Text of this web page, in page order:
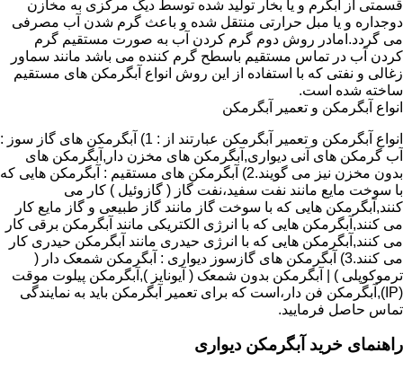
قسمتی از آبگرم و یا بخار تولید شده توسط دیگ مرکزی به مخازن
دوجداره و یا مبل حرارتی منتقل شده و باعث گرم شدن آب مصرفی
می گردد.امادر روش دوم گرم کردن آب به صورت مستقیم گرم
کردن آب در تماس مستقیم باسطح گرم کننده می باشد مانند سماور
زغالی و نفتی که با استفاده از این روش انواع آبگرمکن های مستقیم
ساخته شده است.
انواع آبگرمکن و تعمیر آبگرمکن
انواع آبگرمکن و تعمیر آبگرمکن عبارتند از : 1) آبگرمکن های گاز سوز :
آب گرمکن های آنی دیواری,آبگرمکن های مخزن دار,آبگرمکن های
بدون مخزن نیز می گویند.2) آبگرمکن های مستقیم : آبگرمکن هایی که
با سوخت مایع مانند نفت سفید،نفت گاز ( گازوئیل ) کار می
کنند,آبگرمکن هایی که با سوخت گاز مانند گاز طبیعی و گاز مایع کار
می کنند,آبگرمکن هایی که با انرژی الکتریکی مانند آبگرمکن برقی کار
می کنند,آبگرمکن هایی که با انرژی حیدری مانند آبگرمکن حیدری کار
می کنند.3) آبگرمکن های گازسوز دیواری : آبگرمکن شمعک دار (
ترموکوپلی ) | آبگرمکن بدون شمعک ( آیونایز ),آبگرمکن پیلوت موقت
(IP),آبگرمکن فن دار،است که برای تعمیر آبگرمکن باید به نمایندگی
تماس حاصل فرمایید.
راهنمای خرید آبگرمکن دیواری